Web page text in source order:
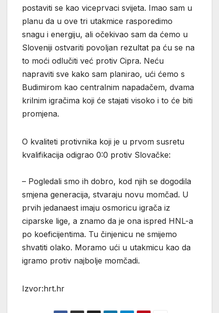
postaviti se kao viceprvaci svijeta. Imao sam u
planu da u ove tri utakmice rasporedimo
snagu i energiju, ali očekivao sam da ćemo u
Sloveniji ostvariti povoljan rezultat pa ću se na
to moći odlučiti već protiv Cipra. Neću
napraviti sve kako sam planirao, ući ćemo s
Budimirom kao centralnim napadačem, dvama
krilnim igračima koji će stajati visoko i to će biti
promjena.
O kvaliteti protivnika koji je u prvom susretu
kvalifikacija odigrao 0:0 protiv Slovačke:
– Pogledali smo ih dobro, kod njih se dogodila
smjena generacija, stvaraju novu momčad. U
prvih jedanaest imaju osmoricu igrača iz
ciparske lige, a znamo da je ona ispred HNL-a
po koeficijentima. Tu činjenicu ne smijemo
shvatiti olako. Moramo ući u utakmicu kao da
igramo protiv najbolje momčadi.
Izvor:hrt.hr